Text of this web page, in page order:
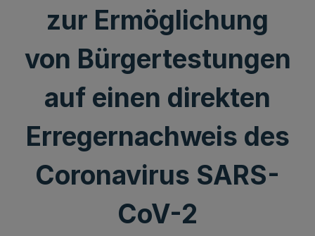
zur Ermöglichung
von Bürgertestungen
auf einen direkten
Erregernachweis des
Coronavirus SARS-
CoV-2